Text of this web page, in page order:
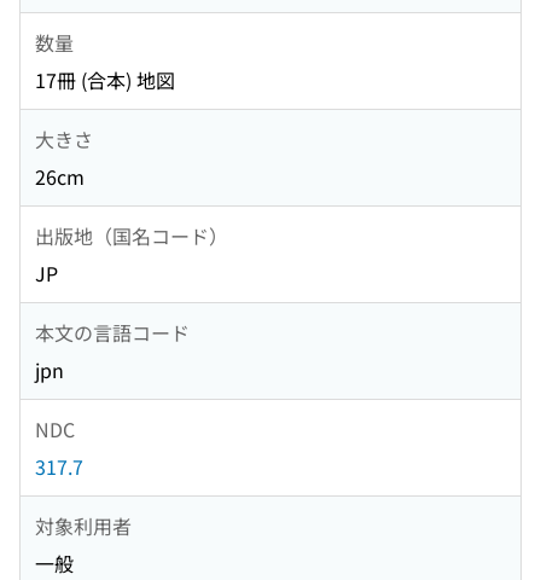
数量
17冊 (合本) 地図
大きさ
26cm
出版地（国名コード）
JP
本文の言語コード
jpn
NDC
317.7
対象利用者
一般